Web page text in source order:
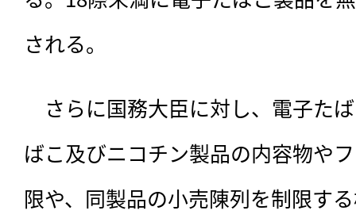
される。
さらに国務大臣に対し、電子た
ばこ及びニコチン製品の内容物や
限や、同製品の小売陳列を制限す